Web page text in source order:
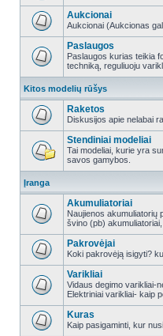
Aukcionai
Aukcionai (Aukcionas
Paslaugos
Paslaugos kurias teikia
techniką, reguliuoju
Kitos modelių rūšys
Raketos
Diskusijos apie nelabai
Stendiniai modeliai
Tai modeliai, kurie yra
savos gamybos.
Įranga
Akumuliatoriai
Naujienos akumuliatorių
švino (pb)
Pakrovėjai
Koki pakrovėją isigyti?
Varikliai
Vidaus degimo varikliai-
Elektriniai varikliai- kaip
Kuras
Kaip pasigaminti, kur